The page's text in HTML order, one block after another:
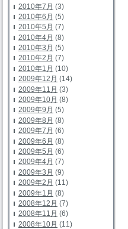
2010年7月 (3)
2010年6月 (5)
2010年5月 (7)
2010年4月 (8)
2010年3月 (5)
2010年2月 (7)
2010年1月 (10)
2009年12月 (14)
2009年11月 (3)
2009年10月 (8)
2009年9月 (5)
2009年8月 (8)
2009年7月 (6)
2009年6月 (8)
2009年5月 (6)
2009年4月 (7)
2009年3月 (9)
2009年2月 (11)
2009年1月 (8)
2008年12月 (7)
2008年11月 (6)
2008年10月 (11)